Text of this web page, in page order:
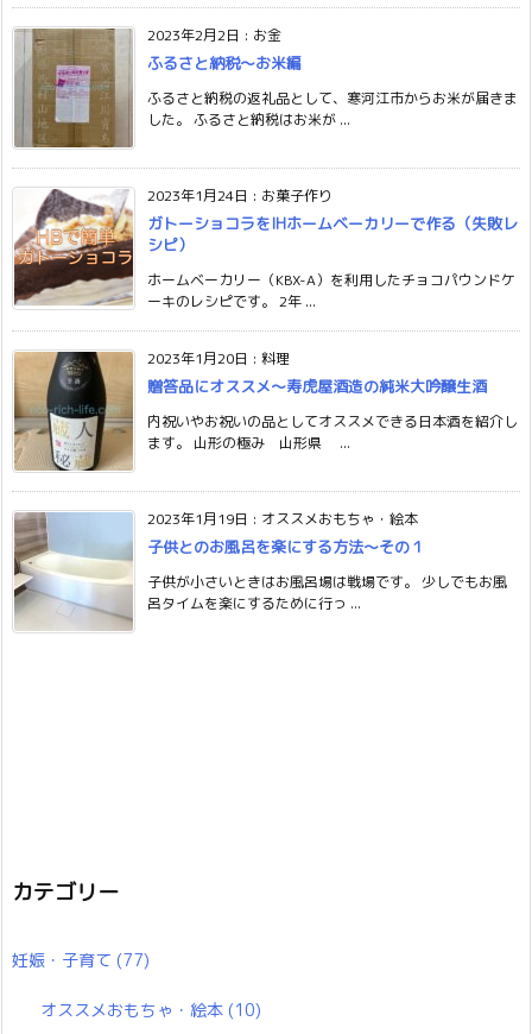
2023年2月2日 : お金
ふるさと納税〜お米編
ふるさと納税の返礼品として、寒河江市からお米が届きま
した。 ふるさと納税はお米が ...
2023年1月24日 : お菓子作り
ガトーショコラをIHホームベーカリーで作る（失敗レ
シピ）
ホームベーカリー（KBX-A）を利用したチョコパウンドケ
ーキのレシピです。 2年 ...
2023年1月20日 : 料理
贈答品にオススメ〜寿虎屋酒造の純米大吟醸生酒
内祝いやお祝いの品としてオススメできる日本酒を紹介し
ます。 山形の極み 山形県 ...
2023年1月19日 : オススメおもちゃ・絵本
子供とのお風呂を楽にする方法〜その１
子供が小さいときはお風呂場は戦場です。 少しでもお風
呂タイムを楽にするために行っ ...
カテゴリー
妊娠・子育て (77)
オススメおもちゃ・絵本 (10)